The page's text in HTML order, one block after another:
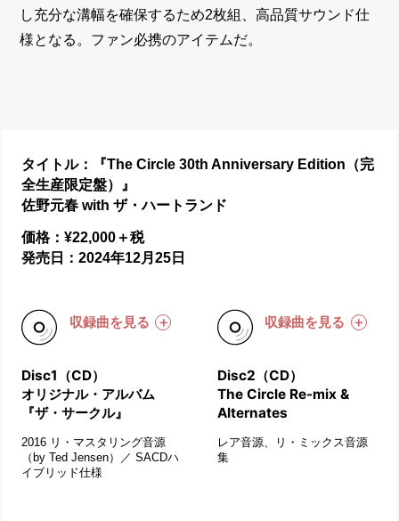
し充分な溝幅を確保するため2枚組、高品質サウンド仕
様となる。ファン必携のアイテムだ。
タイトル：『The Circle 30th Anniversary Edition（完
全生産限定盤）』
佐野元春 with ザ・ハートランド
価格：¥22,000＋税
発売日：2024年12月25日
収録曲を見る
Disc1（CD）
オリジナル・アルバム
『ザ・サークル』
2016 リ・マスタリング音源
（by Ted Jensen）／ SACDハ
イブリッド仕様
収録曲を見る
Disc2（CD）
The Circle Re-mix &
Alternates
レア音源、リ・ミックス音源
集